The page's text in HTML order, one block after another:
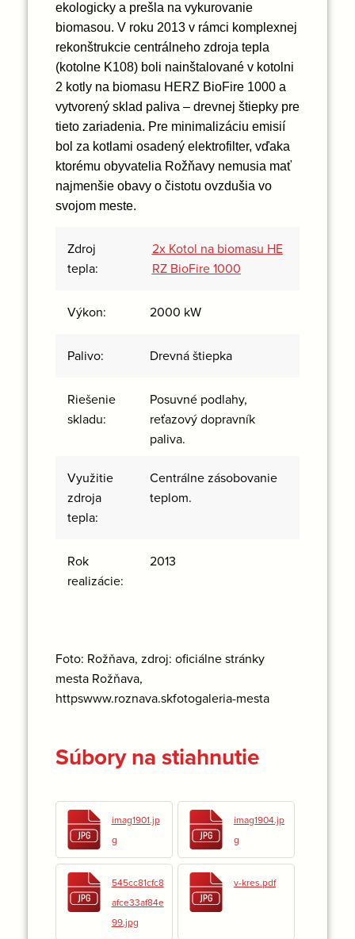
ekologicky a prešla na vykurovanie
biomasou. V roku 2013 v rámci komplexnej
rekonštrukcie centrálneho zdroja tepla
(kotolne K108) boli nainštalované v kotolni
2 kotly na biomasu HERZ BioFire 1000 a
vytvorený sklad paliva – drevnej štiepky pre
tieto zariadenia. Pre minimalizáciu emisií
bol za kotlami osadený elektrofilter, vďaka
ktorému obyvatelia Rožňavy nemusia mať
najmenšie obavy o čistotu ovzdušia vo
svojom meste.
Zdroj
tepla:
2x Kotol na biomasu HE
RZ BioFire 1000
Výkon: 2000 kW
Palivo: Drevná štiepka
Riešenie
skladu:
Posuvné podlahy,
reťazový dopravník
paliva.
Využitie
zdroja
tepla:
Centrálne zásobovanie
teplom.
Rok
realizácie:
2013
Foto: Rožňava, zdroj: oficiálne stránky
mesta Rožňava,
httpswww.roznava.skfotogaleria-mesta
Súbory na stiahnutie
imag1901.jp
g
imag1904.jp
g
545cc81cfc8
afce33af84e
99.jpg
v-kres.pdf